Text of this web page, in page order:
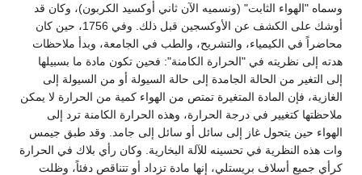
وسماه "الهواء الثابت" (ونسميه الآن ثاني أوكسيد الكربون)، وكان قد
أوشك على الكشف عن الأوكسجين قبل ذلك. وفي 1756، حين كان
محاضراً في الكيمياء، والتشريح، والطب في الجامعة، وبدأ ملاحظات
هدته إلى نظريته في "الحرارة الكامنة": فحين تكون مادة ما بسبيلها
إلى التغير من الحالة الجامدة إلى حالة السيولة أو من السيولة إلى
الغازية، فإن المادة المتغيرة تمتص من الهواء كمية من الحرارة لا يمكن
ملاحظتها كتغيير في درجة الحرارة، وهذه الحرارة الكامنة ترد إلى
الهواء حين يتحول غاز إلى سائل أو سائل إلى جامد. وقد طبق جيمس
وات هذه النظرية في تحسينه للآلة البخارية. وكان رأي بلاك في الحرارة
كرأي جميع أسلاف بريستلي، إنها مادة تزداد أو تتناقص دفئاً، وظلت